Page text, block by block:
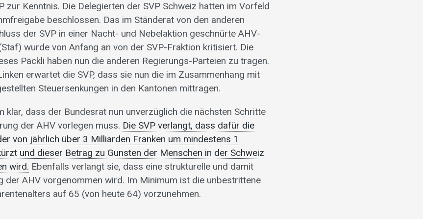
zur Kenntnis. Die Delegierten der SVP Schweiz hatten im Vorfeld
beschlossen. Das im Ständerat von den anderen
der SVP in einer Nacht- und Nebelaktion geschnürte AHV-
wurde von Anfang an von der SVP-Fraktion kritisiert. Die
Päckli haben nun die anderen Regierungs-Parteien zu tragen.
erwartet die SVP, dass sie nun die im Zusammenhang mit
Steuersenkungen in den Kantonen mittragen.
klar, dass der Bundesrat nun unverzüglich die nächsten Schritte
der AHV vorlegen muss. Die SVP verlangt, dass dafür die
von jährlich über 3 Milliarden Franken um mindestens 1
und dieser Betrag zu Gunsten der Menschen in der Schweiz
wird. Ebenfalls verlangt sie, dass eine strukturelle und damit
der AHV vorgenommen wird. Im Minimum ist die unbestrittene
auf 65 (von heute 64) vorzunehmen.